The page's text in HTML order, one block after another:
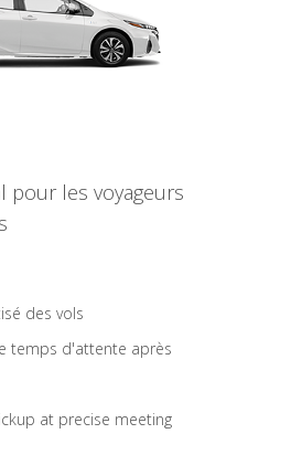
pour les voyageurs
des vols
temps d'attente après
at precise meeting